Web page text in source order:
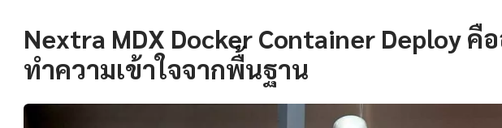
Nextra MDX Docker Container Deploy คื
ทำความเข้าใจจากพื้นฐาน